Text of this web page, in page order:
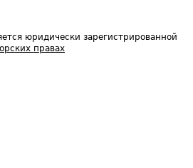
юридически зарегистрированной
правах